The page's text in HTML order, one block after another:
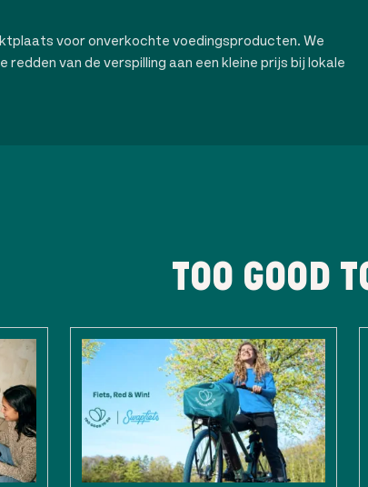
voor onverkochte voedingsproducten. We
van de verspilling aan een kleine prijs bij lokale
TOO GOOD